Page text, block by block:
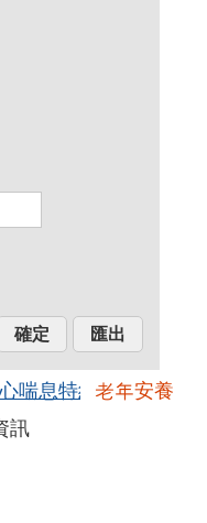
喘息特約單位
老年安養
訊